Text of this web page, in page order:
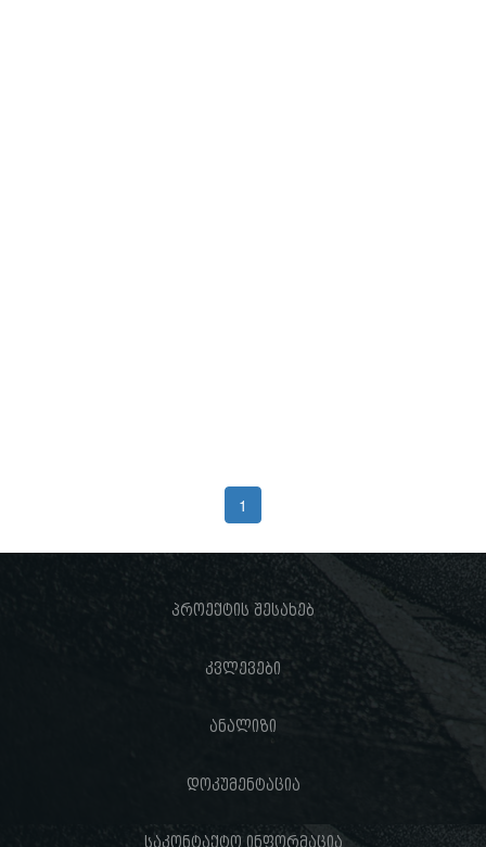
1
პროექტის შესახებ
კვლევები
ანალიზი
დოკუმენტაცია
საკონტაქტო ინფორმაცია